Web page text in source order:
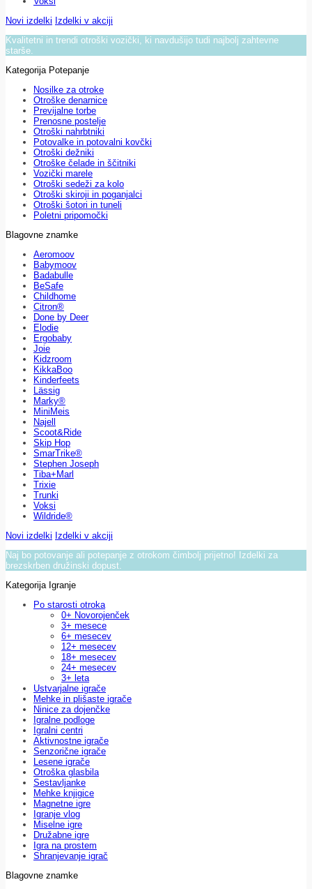
Novi izdelki Izdelki v akciji
Kvalitetni in trendi otroški vozički, ki navdušijo tudi najbolj zahtevne
starše.
Kategorija Potepanje
Nosilke za otroke
Otroške denarnice
Previjalne torbe
Prenosne postelje
Otroški nahrbtniki
Potovalke in potovalni kovčki
Otroški dežniki
Otroške čelade in ščitniki
Vozički marele
Otroški sedeži za kolo
Otroški skiroji in poganjalci
Otroški šotori in tuneli
Poletni pripomočki
Blagovne znamke
Aeromoov
Babymoov
Badabulle
BeSafe
Childhome
Citron®
Done by Deer
Elodie
Ergobaby
Joie
Kidzroom
KikkaBoo
Kinderfeets
Lässig
Marky®
MiniMeis
Najell
Scoot&Ride
Skip Hop
SmarTrike®
Stephen Joseph
Tiba+Marl
Trixie
Trunki
Voksi
Wildride®
Novi izdelki Izdelki v akciji
Naj bo potovanje ali potepanje z otrokom čimbolj prijetno! Izdelki za
brezskrben družinski dopust.
Kategorija Igranje
Po starosti otroka
0+ Novorojenček
3+ mesece
6+ mesecev
12+ mesecev
18+ mesecev
24+ mesecev
3+ leta
Ustvarjalne igrače
Mehke in plišaste igrače
Ninice za dojenčke
Igralne podloge
Igralni centri
Aktivnostne igrače
Senzorične igrače
Lesene igrače
Otroška glasbila
Sestavljanke
Mehke knjigice
Magnetne igre
Igranje vlog
Miselne igre
Družabne igre
Igra na prostem
Shranjevanje igrač
Blagovne znamke